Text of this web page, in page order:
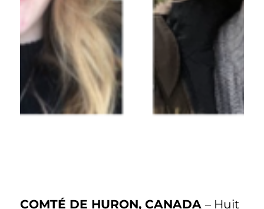
COMTÉ DE HURON, CANADA – Huit